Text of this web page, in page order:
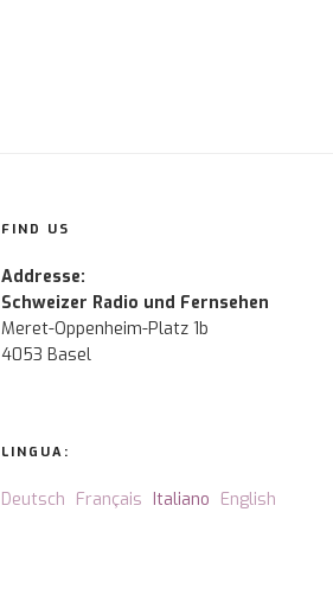
FIND US
Addresse:
Schweizer Radio und Fernsehen
Meret-Oppenheim-Platz 1b
4053 Basel
LINGUA:
Deutsch Français Italiano English